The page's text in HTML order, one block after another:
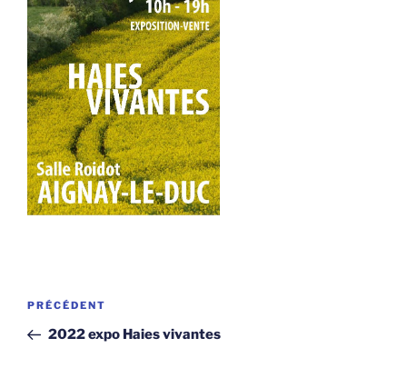
Navigation
l’article
Article
précédent
PRÉCÉDENT
2022 expo Haies vivantes